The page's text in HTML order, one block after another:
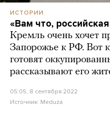
ИСТОРИИ
«Вам что,
Кремль очень хочет
Запорожье к РФ. Вот
готовят
рассказывают его
05:05, 8 сентября 2022
Источник: Meduza